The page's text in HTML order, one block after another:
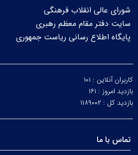
شورای عالی انقلاب فرهنگی
سایت دفتر مقام معظم رهبری
پایگاه اطلاع رسانی ریاست جمهوری
کاربران آنلاین : ۱۰۱
بازدید امروز : ۱۶۱
بازدید کل : ۱۱۸۹۰۰۲
تماس با ما